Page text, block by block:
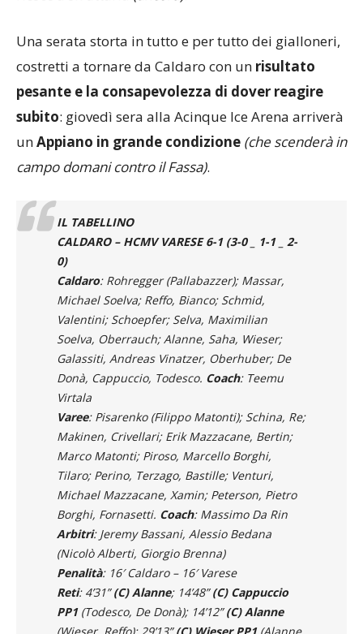
Una serata storta in tutto e per tutto dei gialloneri,
costretti a tornare da Caldaro con un
risultato
pesante e la consapevolezza di dover reagire
subito
: giovedì sera alla Acinque Ice Arena arriverà
Appiano in grande condizione
IL TABELLINO
CALDARO – HCMV VARESE 6-1 (3-0 _ 1-1 _ 2-
0)
Caldaro: Rohregger (Pallabazzer); Massar,
Michael Soelva; Reffo, Bianco; Schmid,
Valentini; Schoepfer; Selva, Maximilian
Soelva, Oberrauch; Alanne, Saha, Wieser;
Galassiti, Andreas Vinatzer, Oberhuber; De
Donà, Cappuccio, Todesco.
Virtala
Varee: Pisarenko (Filippo Matonti); Schina, Re;
Makinen, Crivellari; Erik Mazzacane, Bertin;
Marco Matonti; Piroso, Marcello Borghi,
Tilaro; Perino, Terzago, Bastille; Venturi,
Michael Mazzacane, Xamin; Peterson, Pietro
Borghi, Fornasetti.Coach: Massimo Da Rin
Arbitri: Jeremy Bassani, Alessio Bedana
(Nicolò Alberti, Giorgio Brenna)
Penalità: 16′ Caldaro – 16′ Varese
Reti : 4’31”(C) Alanne; 14’48”(C) Cappuccio
PP1(Todesco, De Donà); 14’12”(C) Alanne